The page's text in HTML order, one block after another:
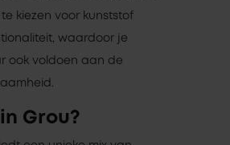
kiezen voor kunststof
waardoor je
ook voldoen aan de
Grou?